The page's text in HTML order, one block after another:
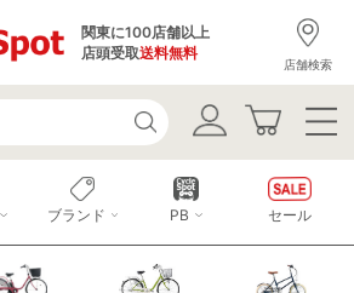
関東に100店舗以上
店頭受取送料無料
店舗検索
ブランド PB セール